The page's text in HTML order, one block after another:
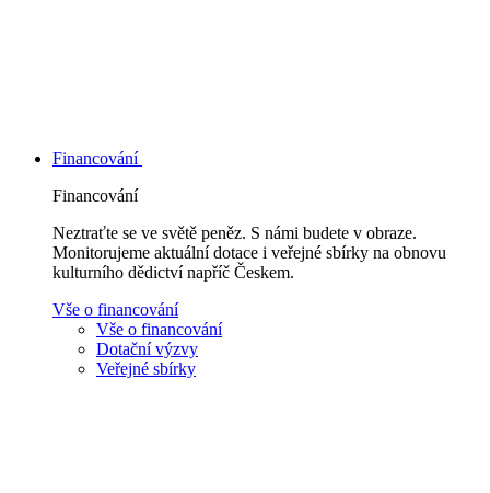
Financování
Financování
Neztraťte se ve světě peněz. S námi budete v obraze.
Monitorujeme aktuální dotace i veřejné sbírky na obnovu
kulturního dědictví napříč Českem.
Vše o financování
Vše o financování
Dotační výzvy
Veřejné sbírky